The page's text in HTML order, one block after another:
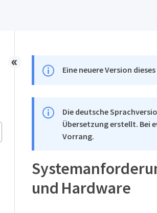
Eine neuere Version
Die deutsche
Übersetzung erstellt. Bei
Vorrang.
und Hardware